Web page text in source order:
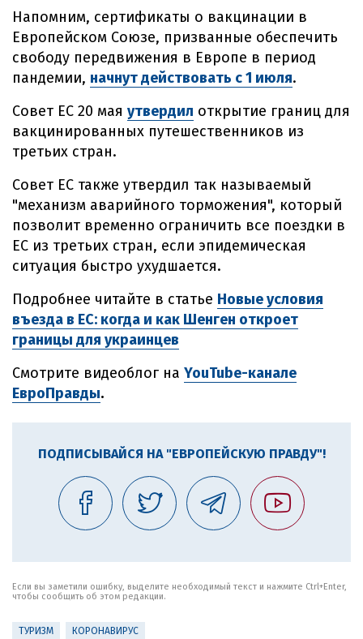
Напомним, сертификаты о вакцинации в
Европейском Союзе, призванные обеспечить
свободу передвижения в Европе в период
пандемии, начнут действовать с 1 июля.
Совет ЕС 20 мая утвердил открытие границ для
вакцинированных путешественников из
третьих стран.
Совет ЕС также утвердил так называемый
"механизм аварийного торможения", который
позволит временно ограничить все поездки в
ЕС из третьих стран, если эпидемическая
ситуация быстро ухудшается.
Подробнее читайте в статье Новые условия
въезда в ЕС: когда и как Шенген откроет
границы для украинцев
Смотрите видеоблог на YouTube-канале
ЕвроПравды.
ПОДПИСЫВАЙСЯ НА "ЕВРОПЕЙСКУЮ ПРАВДУ"!
Если вы заметили ошибку, выделите необходимый текст и нажмите Ctrl+Enter,
чтобы сообщить об этом редакции.
ТУРИЗМ КОРОНАВИРУС